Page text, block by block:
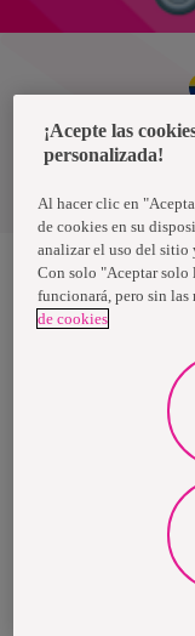
Nosotras, una marca
higiene y salud. Cada
propósito es romper
consumidores,
general. Vendemos en
principales marcas
como Actimove,
Lotus, Modibodi,
2024, Essity tuvo
euros y empleó a
ubicada en
Más información en
¡Acepte las
personalizada!
Al hacer clic en
de cookies en su
analizar el uso del sitio
Con solo "Aceptar solo
funcionará, pero sin las
de cookies